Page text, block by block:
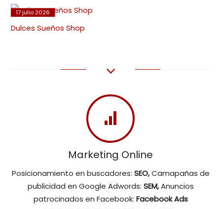
17 julio 2026
Dulces Sueños Shop
Marketing Online
Posicionamiento en buscadores: SEO,Camapañas de
publicidad en Google Adwords: SEM,Anuncios
patrocinados en Facebook: Facebook Ads